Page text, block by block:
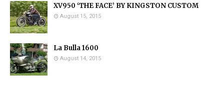
XV950 ‘THE FACE’ BY KINGSTON CUSTOM
August 15, 2015
La Bulla 1600
August 14, 2015